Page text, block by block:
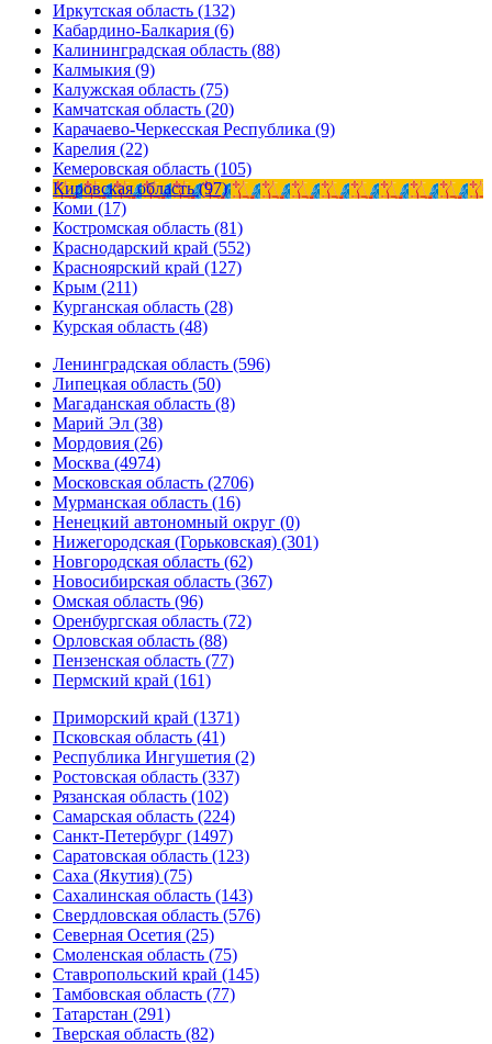
Иркутская область (132)
Кабардино-Балкария (6)
Калининградская область (88)
Калмыкия (9)
Калужская область (75)
Камчатская область (20)
Карачаево-Черкесская Республика (9)
Карелия (22)
Кемеровская область (105)
Кировская область (97)
Коми (17)
Костромская область (81)
Краснодарский край (552)
Красноярский край (127)
Крым (211)
Курганская область (28)
Курская область (48)
Ленинградская область (596)
Липецкая область (50)
Магаданская область (8)
Марий Эл (38)
Мордовия (26)
Москва (4974)
Московская область (2706)
Мурманская область (16)
Ненецкий автономный округ (0)
Нижегородская (Горьковская) (301)
Новгородская область (62)
Новосибирская область (367)
Омская область (96)
Оренбургская область (72)
Орловская область (88)
Пензенская область (77)
Пермский край (161)
Приморский край (1371)
Псковская область (41)
Республика Ингушетия (2)
Ростовская область (337)
Рязанская область (102)
Самарская область (224)
Санкт-Петербург (1497)
Саратовская область (123)
Саха (Якутия) (75)
Сахалинская область (143)
Свердловская область (576)
Северная Осетия (25)
Смоленская область (75)
Ставропольский край (145)
Тамбовская область (77)
Татарстан (291)
Тверская область (82)